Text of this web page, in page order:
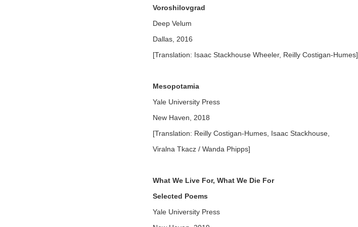
Voroshilovgrad
Deep Velum
Dallas, 2016
[Translation: Isaac Stackhouse Wheeler, Reilly Costigan-Humes]
Mesopotamia
Yale University Press
New Haven, 2018
[Translation: Reilly Costigan-Humes, Isaac Stackhouse,
Viralna Tkacz / Wanda Phipps]
What We Live For, What We Die For
Selected Poems
Yale University Press